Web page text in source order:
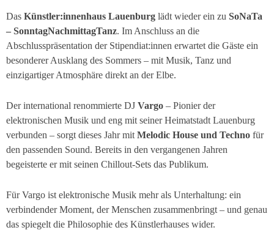
Das Künstler:innenhaus Lauenburg lädt wieder ein zu SoNaTa
– SonntagNachmittagTanz. Im Anschluss an die
Abschlusspräsentation der Stipendiat:innen erwartet die Gäste ein
besonderer Ausklang des Sommers – mit Musik, Tanz und
einzigartiger Atmosphäre direkt an der Elbe.
Der international renommierte DJ Vargo – Pionier der
elektronischen Musik und eng mit seiner Heimatstadt Lauenburg
verbunden – sorgt dieses Jahr mit Melodic House und Techno für
den passenden Sound. Bereits in den vergangenen Jahren
begeisterte er mit seinen Chillout-Sets das Publikum.
Für Vargo ist elektronische Musik mehr als Unterhaltung: ein
verbindender Moment, der Menschen zusammenbringt – und genau
das spiegelt die Philosophie des Künstlerhauses wider.